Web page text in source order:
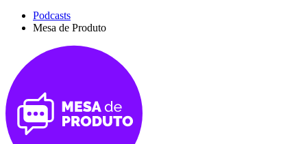
Podcasts
Mesa de Produto